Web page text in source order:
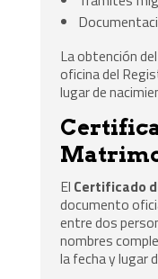
La obtención
oficina del
lugar de
El Certificado
documento
entre dos
nombres
la fecha y lugar